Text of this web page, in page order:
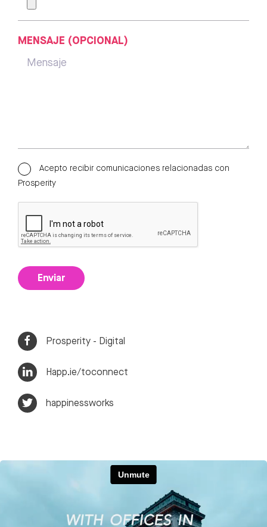
MENSAJE (OPCIONAL)
Acepto recibir comunicaciones relacionadas con
Prosperity
Enviar
Prosperity - Digital
Happ.ie/toconnect
happinessworks